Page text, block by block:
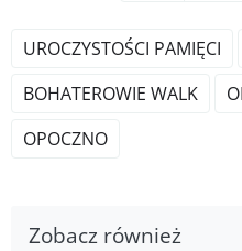
UROCZYSTOŚCI PAMIĘCI
BOHATEROWIE WALK
OPOCZNO
Zobacz również